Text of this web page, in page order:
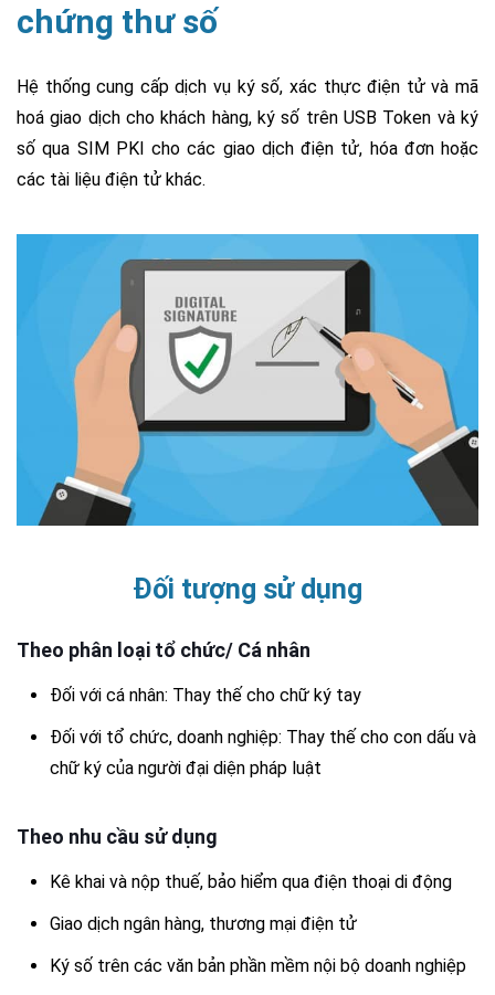
chứng thư số
Hệ thống cung cấp dịch vụ ký số, xác thực điện tử và mã
hoá giao dịch cho khách hàng, ký số trên USB Token và ký
số qua SIM PKI cho các giao dịch điện tử, hóa đơn hoặc
các tài liệu điện tử khác.
Đối tượng sử dụng
Theo phân loại tổ chức/ Cá nhân
Đối với cá nhân: Thay thế cho chữ ký tay
Đối với tổ chức, doanh nghiệp: Thay thế cho con dấu và
chữ ký của người đại diện pháp luật
Theo nhu cầu sử dụng
Kê khai và nộp thuế, bảo hiểm qua điện thoại di động
Giao dịch ngân hàng, thương mại điện tử
Ký số trên các văn bản phần mềm nội bộ doanh nghiệp